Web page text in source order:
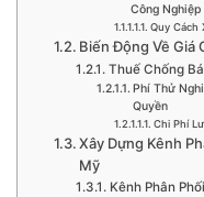
Công Nghiệp
Quy Cách
Biến Động Về Giá
Thuế Chống
Phí Thử
Quyền
Chi Phí
Xây Dựng Kênh
Mỹ
Kênh Phân